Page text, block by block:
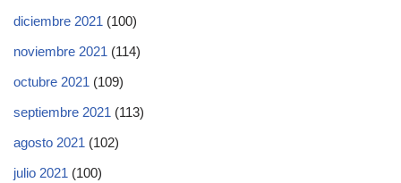
diciembre 2021 (100)
noviembre 2021 (114)
octubre 2021 (109)
septiembre 2021 (113)
agosto 2021 (102)
julio 2021 (100)